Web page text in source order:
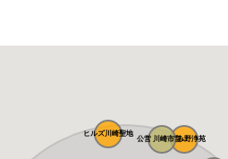
あざみ野浄苑
ヒルズ川崎聖地
公営 川崎市営...